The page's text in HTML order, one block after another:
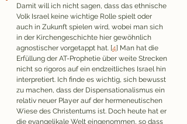
Damit will ich nicht sagen, dass das ethnische
Volk Israel keine wichtige Rolle spielt oder
auch in Zukunft spielen wird, wobei man sich
in der Kirchengeschichte hier gewöhnlich
agnostischer vorgetappt hat. [4] Man hat die
Erfüllung der AT-Prophetie über weite Strecken
nicht so rigoros auf ein endzeitliches Israel hin
interpretiert. Ich finde es wichtig, sich bewusst
zu machen, dass der Dispensationalismus ein
relativ neuer Player auf der hermeneutischen
Wiese des Christentums ist. Doch heute hat er
die evangelikale Welt eingenommen, so dass